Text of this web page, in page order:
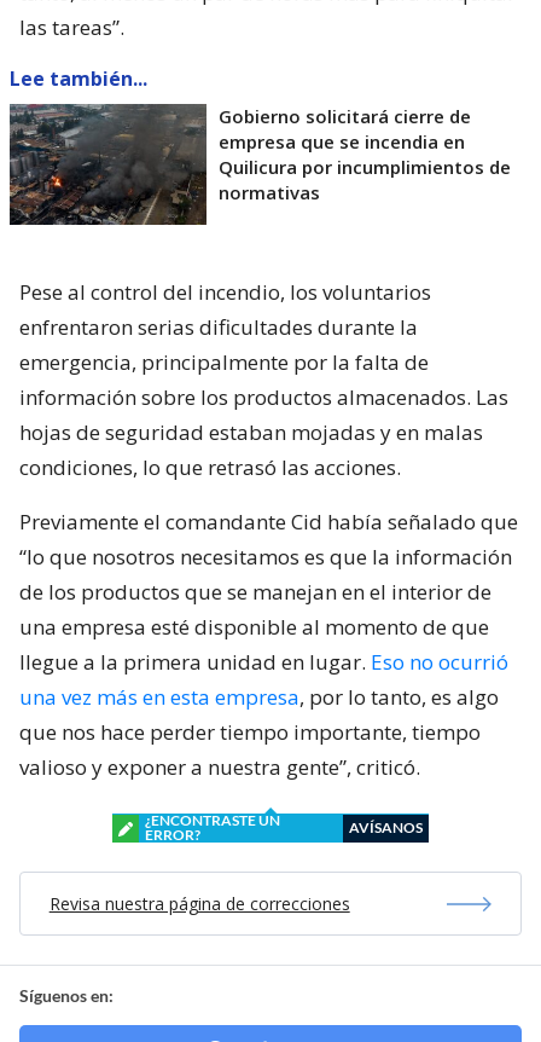
las tareas”.
Lee también...
Gobierno solicitará cierre de
empresa que se incendia en
Quilicura por incumplimientos de
normativas
Pese al control del incendio, los voluntarios
enfrentaron serias dificultades durante la
emergencia, principalmente por la falta de
información sobre los productos almacenados. Las
hojas de seguridad estaban mojadas y en malas
condiciones, lo que retrasó las acciones.
Previamente el comandante Cid había señalado que
“lo que nosotros necesitamos es que la información
de los productos que se manejan en el interior de
una empresa esté disponible al momento de que
llegue a la primera unidad en lugar. Eso no ocurrió
una vez más en esta empresa, por lo tanto, es algo
que nos hace perder tiempo importante, tiempo
valioso y exponer a nuestra gente”, criticó.
¿ENCONTRASTE UN
ERROR?
AVÍSANOS
Revisa nuestra página de correcciones
Síguenos en: